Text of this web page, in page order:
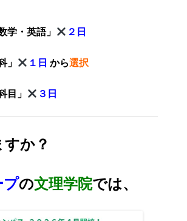
学・英語」 ２日
」 １日から選択
目」 ３日
か？
プの文理学院では、